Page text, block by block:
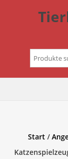
Suchen
nach:
Start /